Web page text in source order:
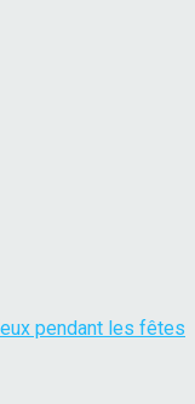
pendant les fêtes